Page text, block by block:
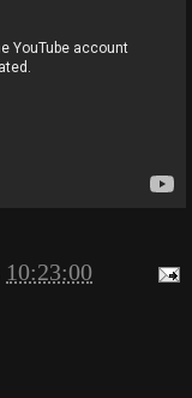
10:23:00